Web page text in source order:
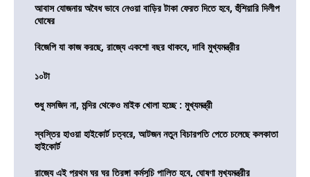
আবাস যোজনায় অবৈধ ভাবে নেওয়া বাড়ির টাকা ফেরত দিতে হবে, হুঁশিয়ারি দিলীপ
ঘোষের
বিজেপি যা কাজ করছে, রাজ্যে একশো বছর থাকবে, দাবি মুখ্যমন্ত্রীর
১০টা
শুধু মসজিদ না, মন্দির থেকেও মাইক খোলা হচ্ছে : মুখ্যমন্ত্রী
স্বস্তির হাওয়া হাইকোর্ট চত্বরে, আটজন নতুন বিচারপতি পেতে চলেছে কলকাতা
হাইকোর্ট
রাজ্যে এই প্রথম ঘর ঘর তিরঙ্গা কর্মসূচি পালিত হবে, ঘোষণা মুখ্যমন্ত্রীর